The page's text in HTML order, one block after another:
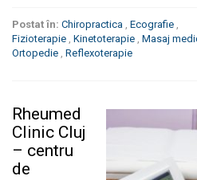
Postat în: Chiropractica , Ecografie ,
Fizioterapie , Kinetoterapie , Masaj
Ortopedie , Reflexoterapie
Rheumed
Clinic Cluj
– centru
de